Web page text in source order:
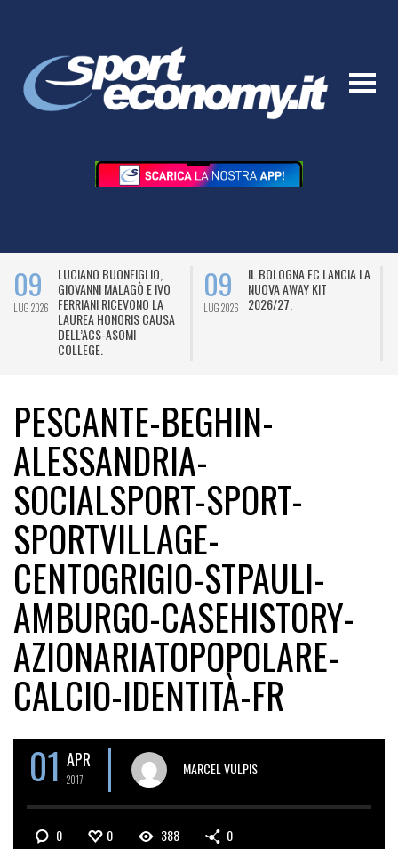
09
LUG 2026
LUCIANO BUONFIGLIO,
GIOVANNI MALAGÒ E IVO
FERRIANI RICEVONO LA
LAUREA HONORIS CAUSA
DELL’ACS-ASOMI
COLLEGE.
09
LUG 2026
IL BOLOGNA FC LANCIA LA
NUOVA AWAY KIT
2026/27.
PESCANTE-BEGHIN-
ALESSANDRIA-
SOCIALSPORT-SPORT-
SPORTVILLAGE-
CENTOGRIGIO-STPAULI-
AMBURGO-CASEHISTORY-
AZIONARIATOPOPOLARE-
CALCIO-IDENTITÀ-FR
01 APR
2017
MARCEL VULPIS
0 0 388 0